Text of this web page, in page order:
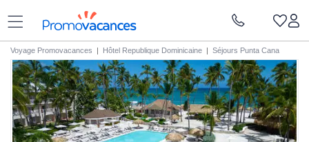
Voyage Promovacances | Hôtel Republique Dominicaine | Séjours Punta Cana